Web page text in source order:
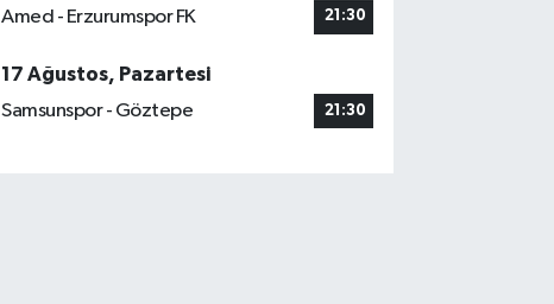
Amed - Erzurumspor FK 21:30
17 Ağustos, Pazartesi
Samsunspor - Göztepe
21:30